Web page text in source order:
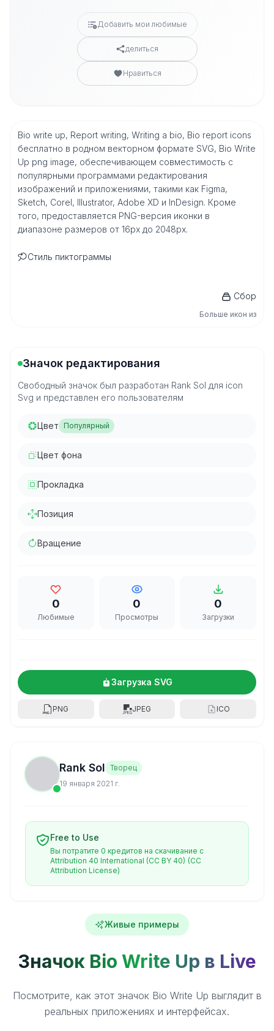
Добавить мои любимые
делиться
Нравиться
Bio write up, Report writing, Writing a bio, Bio report icons
бесплатно в родном векторном формате SVG, Bio Write
Up png image, обеспечивающем совместимость с
популярными программами редактирования
изображений и приложениями, такими как Figma,
Sketch, Corel, Illustrator, Adobe XD и InDesign. Кроме
того, предоставляется PNG-версия иконки в
диапазоне размеров от 16px до 2048px.
Стиль пиктограммы
Сбор
Больше икон из
Значок редактирования
Свободный значок был разработан Rank Sol для icon
Svg и представлен его пользователям
Цвет Популярный
Цвет фона
Прокладка
Позиция
Вращение
0
Любимые
0
Просмотры
0
Загрузки
Загрузка SVG
PNG JPEG ICO
Rank Sol Творец
19 января 2021 г.
Free to Use
Вы потратите 0 кредитов на скачивание с
Attribution 40 International (CC BY 40) (CC
Attribution License)
Живые примеры
Значок Bio Write Up в Live
Посмотрите, как этот значок Bio Write Up выглядит в
реальных приложениях и интерфейсах.